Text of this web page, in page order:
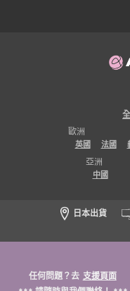
歐洲
英國 法國
亞洲
中國
日本出貨
任何問題？去 支援頁面